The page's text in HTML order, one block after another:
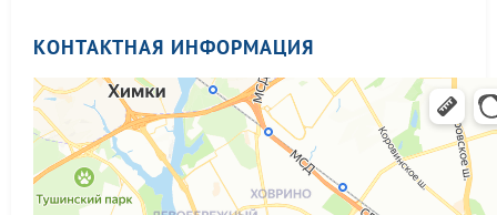
КОНТАКТНАЯ ИНФОРМАЦИЯ